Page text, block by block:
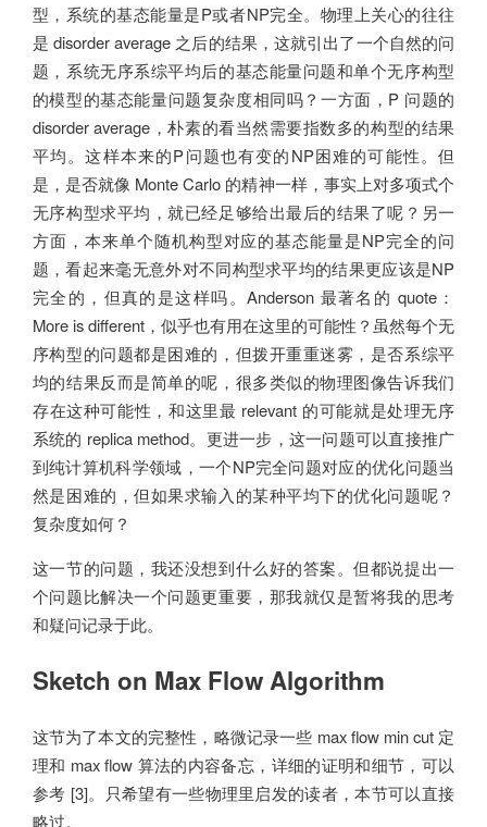
型，系统的基态能量是P或者NP完全。物理上关心的往往
是 disorder average 之后的结果，这就引出了一个自然的问
题，系统无序系综平均后的基态能量问题和单个无序构型
的模型的基态能量问题复杂度相同吗？一方面，P 问题的
disorder average，朴素的看当然需要指数多的构型的结果
平均。这样本来的P问题也有变的NP困难的可能性。但
是，是否就像 Monte Carlo 的精神一样，事实上对多项式个
无序构型求平均，就已经足够给出最后的结果了呢？另一
方面，本来单个随机构型对应的基态能量是NP完全的问
题，看起来毫无意外对不同构型求平均的结果更应该是NP
完全的，但真的是这样吗。Anderson 最著名的 quote：
More is different，似乎也有用在这里的可能性？虽然每个无
序构型的问题都是困难的，但拨开重重迷雾，是否系综平
均的结果反而是简单的呢，很多类似的物理图像告诉我们
存在这种可能性，和这里最 relevant 的可能就是处理无序
系统的 replica method。更进一步，这一问题可以直接推广
到纯计算机科学领域，一个NP完全问题对应的优化问题当
然是困难的，但如果求输入的某种平均下的优化问题呢？
复杂度如何？
这一节的问题，我还没想到什么好的答案。但都说提出一
个问题比解决一个问题更重要，那我就仅是暂将我的思考
和疑问记录于此。
Sketch on Max Flow Algorithm
这节为了本文的完整性，略微记录一些 max flow min cut 定
理和 max flow 算法的内容备忘，详细的证明和细节，可以
参考 [3]。只希望有一些物理里启发的读者，本节可以直接
略过。